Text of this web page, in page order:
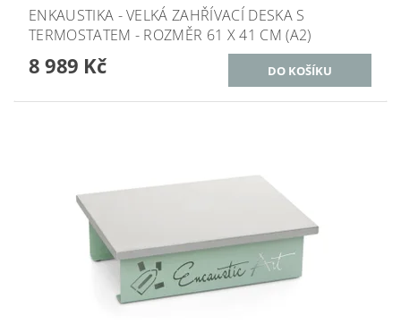
ENKAUSTIKA - VELKÁ ZAHŘÍVACÍ DESKA S
TERMOSTATEM - ROZMĚR 61 X 41 CM (A2)
8 989 Kč